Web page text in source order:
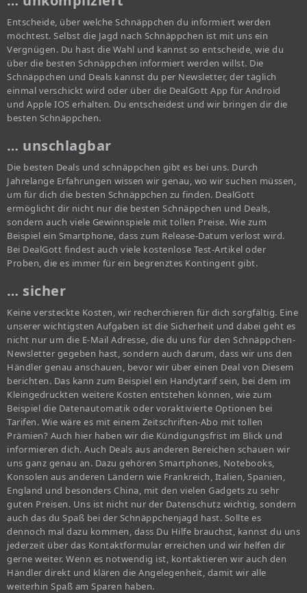
Entscheide, über welche Schnäppchen du informiert werden
möchtest. Selbst die Jagd nach Schnäppchen ist mit uns ein
Vergnügen. Du hast die Wahl und kannst so entscheide, wie du
über die besten Schnäppchen informiert werden willst. Die
Schnäppchen und Deals kannst du per Newsletter, der täglich
einmal verschickt wird oder über die DealGott App für Android
und Apple IOS erhalten. Du entscheidest und wir bringen dir die
besten Schnäppchen.
… unschlagbar
Die besten Deals und schnäppchen gibt es bei uns. Durch
Jahrelange Erfahrungen wissen wir genau, wo wir suchen müssen,
um für dich die besten Schnäppchen zu finden. DealGott
ermöglicht dir nicht nur die besten Schnäppchen und Deals,
sondern auch viele Gewinnspiele mit tollen Preise. Wie zum
Beispiel ein Smartphone, dass zum Release-Datum verlost wird.
Bei DealGott findest auch viele kostenlose Test-Artikel oder
Proben, die es immer für ein begrenztes Kontingent gibt.
… sicher
Keine versteckte Kosten, wir recherchieren für dich sorgfältig. Eine
unserer wichtigsten Aufgaben ist die Sicherheit und dabei geht es
nicht nur um die E-Mail Adresse, die du uns für den Schnäppchen-
Newsletter gegeben hast, sondern auch darum, dass wir uns den
Händler genau anschauen, bevor wir über einen Deal von Diesem
berichten. Das kann zum Beispiel ein Handytarif sein, bei dem im
Kleingedruckten weitere Kosten entstehen können, wie zum
Beispiel die Datenautomatik oder voraktivierte Optionen bei
Tarifen. Wie wäre es mit einem Zeitschriften-Abo mit tollen
Prämien? Auch hier haben wir die Kündigungsfrist im Blick und
informieren dich. Auch Deals aus anderen Bereichen schauen wir
uns ganz genau an. Dazu gehören Smartphones, Notebooks,
Konsolen aus anderen Ländern wie Frankreich, Italien, Spanien,
England und besonders China, mit den vielen Gadgets zu sehr
guten Preisen. Uns ist nicht nur der Datenschutz wichtig, sondern
auch das du Spaß bei der Schnäppchenjagd hast. Sollte es
dennoch mal dazu kommen, dass Du Hilfe brauchst, kannst du uns
jederzeit über das Kontaktformular erreichen und wir helfen dir
gerne weiter. Wenn es notwendig ist, kontaktieren wir auch den
Händler direkt und klären die Angelegenheit, damit wir alle
weiterhin Spaß am Sparen haben.